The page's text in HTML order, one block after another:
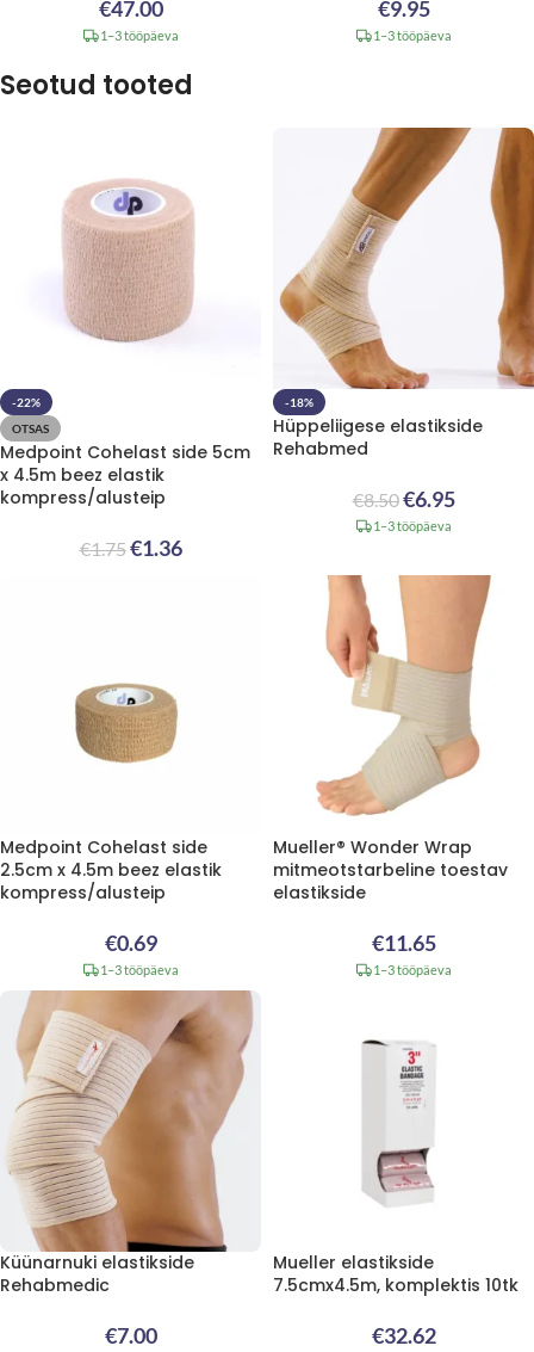
€47.00
1–3 tööpäeva
€9.95
1–3 tööpäeva
Seotud tooted
-22%
OTSAS
Medpoint Cohelast side 5cm
x 4.5m beez elastik
kompress/alusteip
€1.75€1.36
-18%
Hüppeliigese elastikside
Rehabmed
€8.50€6.95
1–3 tööpäeva
Medpoint Cohelast side
2.5cm x 4.5m beez elastik
kompress/alusteip
€0.69
1–3 tööpäeva
Mueller® Wonder Wrap
mitmeotstarbeline toestav
elastikside
€11.65
1–3 tööpäeva
Küünarnuki elastikside
Rehabmedic
€7.00
Mueller elastikside
7.5cmx4.5m, komplektis 10tk
€32.62